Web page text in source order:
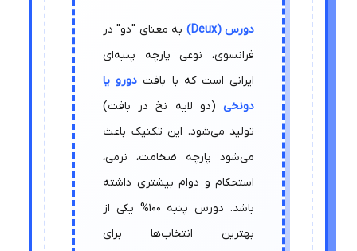
دورس (Deux)
به معنای "دو" در
فرانسوی، نوعی پارچه پنبه‌ای
ایرانی است که با بافت دو‌رو یا
دونخی (دو لایه نخ در بافت)
تولید می‌شود. این تکنیک باعث
می‌شود پارچه ضخامت، نرمی،
استحکام و دوام بیشتری داشته
باشد. دورس پنبه 100% یکی از
بهترین انتخاب‌ها برای